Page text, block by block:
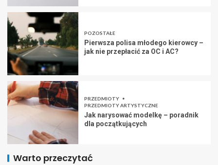
POZOSTAŁE
Pierwsza polisa młodego kierowcy –
jak nie przepłacić za OC i AC?
PRZEDMIOTY
PRZEDMIOTY ARTYSTYCZNE
Jak narysować modelkę – poradnik
dla początkujących
Warto przeczytać